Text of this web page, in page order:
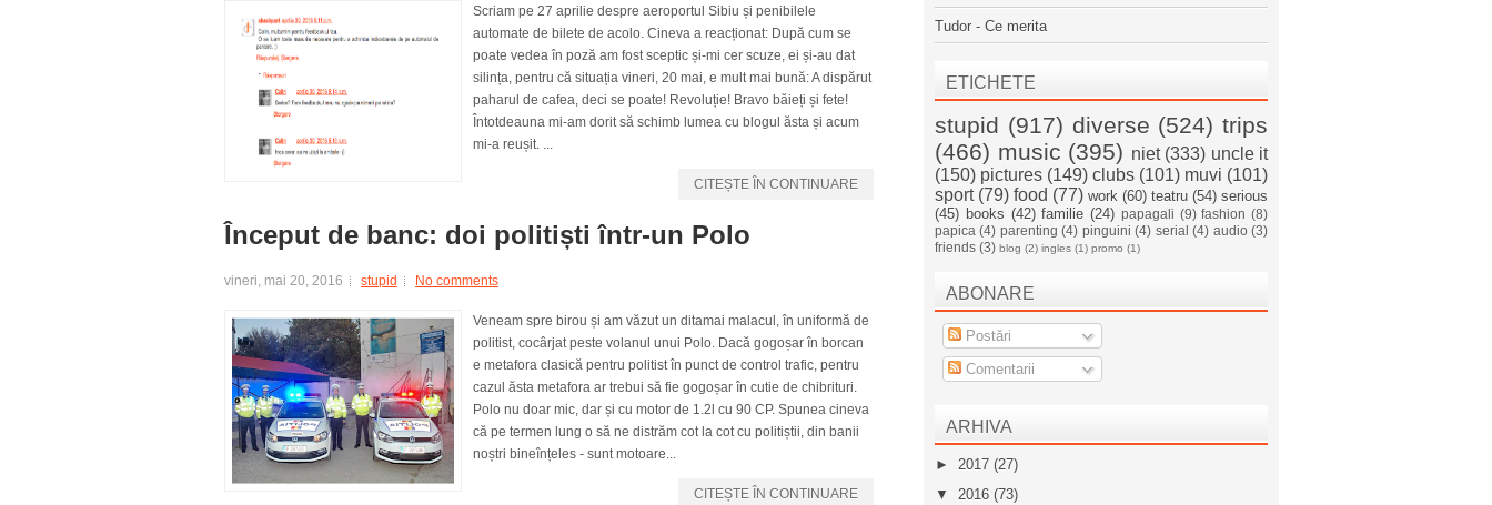
Scriam pe 27 aprilie despre aeroportul Sibiu și penibilele
automate de bilete de acolo. Cineva a reacționat: După cum se
poate vedea în poză am fost sceptic și-mi cer scuze, ei și-au dat
silința, pentru că situația vineri, 20 mai, e mult mai bună: A dispărut
paharul de cafea, deci se poate! Revoluție! Bravo băieți și fete!
Întotdeauna mi-am dorit să schimb lumea cu blogul ăsta și acum
mi-a reușit. ...
CITEȘTE ÎN CONTINUARE
Început de banc: doi politiști într-un Polo
vineri, mai 20, 2016 stupid No comments
Veneam spre birou și am văzut un ditamai malacul, în uniformă de
politist, cocârjat peste volanul unui Polo. Dacă gogoșar în borcan
e metafora clasică pentru politist în punct de control trafic, pentru
cazul ăsta metafora ar trebui să fie gogoșar în cutie de chibrituri.
Polo nu doar mic, dar și cu motor de 1.2l cu 90 CP. Spunea cineva
că pe termen lung o să ne distrăm cot la cot cu politiștii, din banii
noștri bineînțeles - sunt motoare...
CITEȘTE ÎN CONTINUARE
Tudor - Ce merita
ETICHETE
stupid (917) diverse (524) trips
(466) music (395) niet (333) uncle it
(150) pictures (149) clubs (101) muvi (101)
sport (79) food (77) work (60) teatru (54) serious
(45) books (42) familie (24) papagali (9) fashion (8)
papica (4) parenting (4) pinguini (4) serial (4) audio (3)
friends (3) blog (2) ingles (1) promo (1)
ABONARE
Postări
Comentarii
ARHIVA
► 2017 (27)
▼ 2016 (73)